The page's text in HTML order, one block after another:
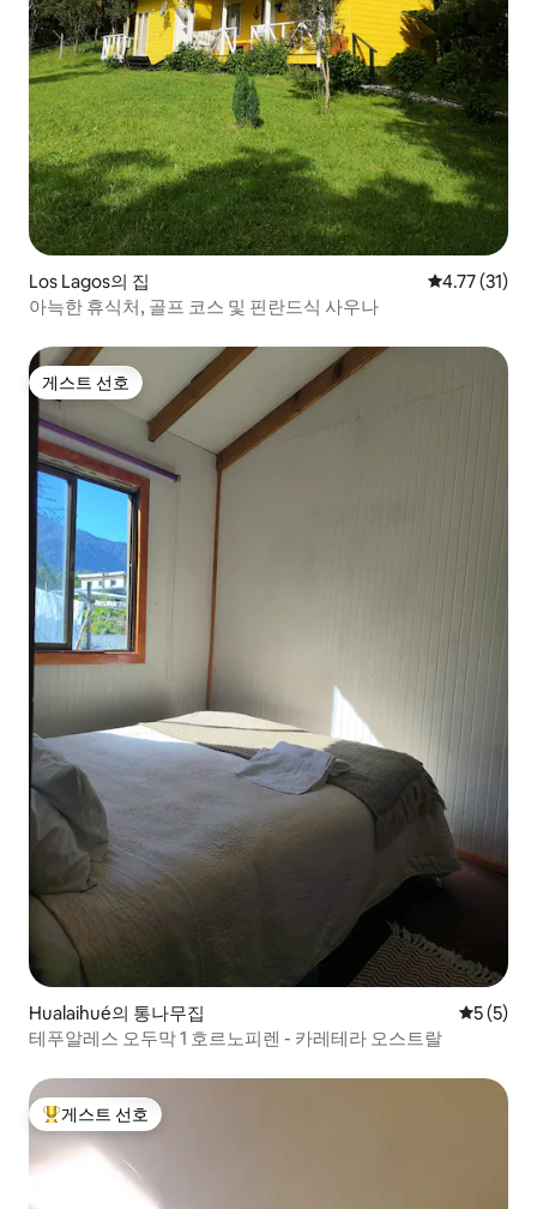
Los Lagos의 집 평점 4.77점
4.77 (31)
아늑한 휴식처, 골프 코스 및 핀란드식 사우나
게스트 선호
게스트 선호
Hualaihué의 통나무집 평점 5점
5 (5)
테푸알레스 오두막 1 호르노피렌 - 카레테라 오스트랄
상위 게스트 선호
게스트 선호